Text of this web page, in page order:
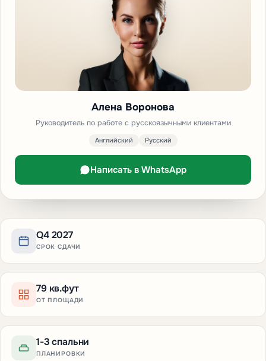
Q4 2027
СРОК СДАЧИ
79 кв.фут
ОТ ПЛОЩАДИ
1-3 спальни
ПЛАНИРОВКИ
Алена Воронова
Руководитель по работе с русскоязычными клиентами
Английский Русский
Написать в WhatsApp